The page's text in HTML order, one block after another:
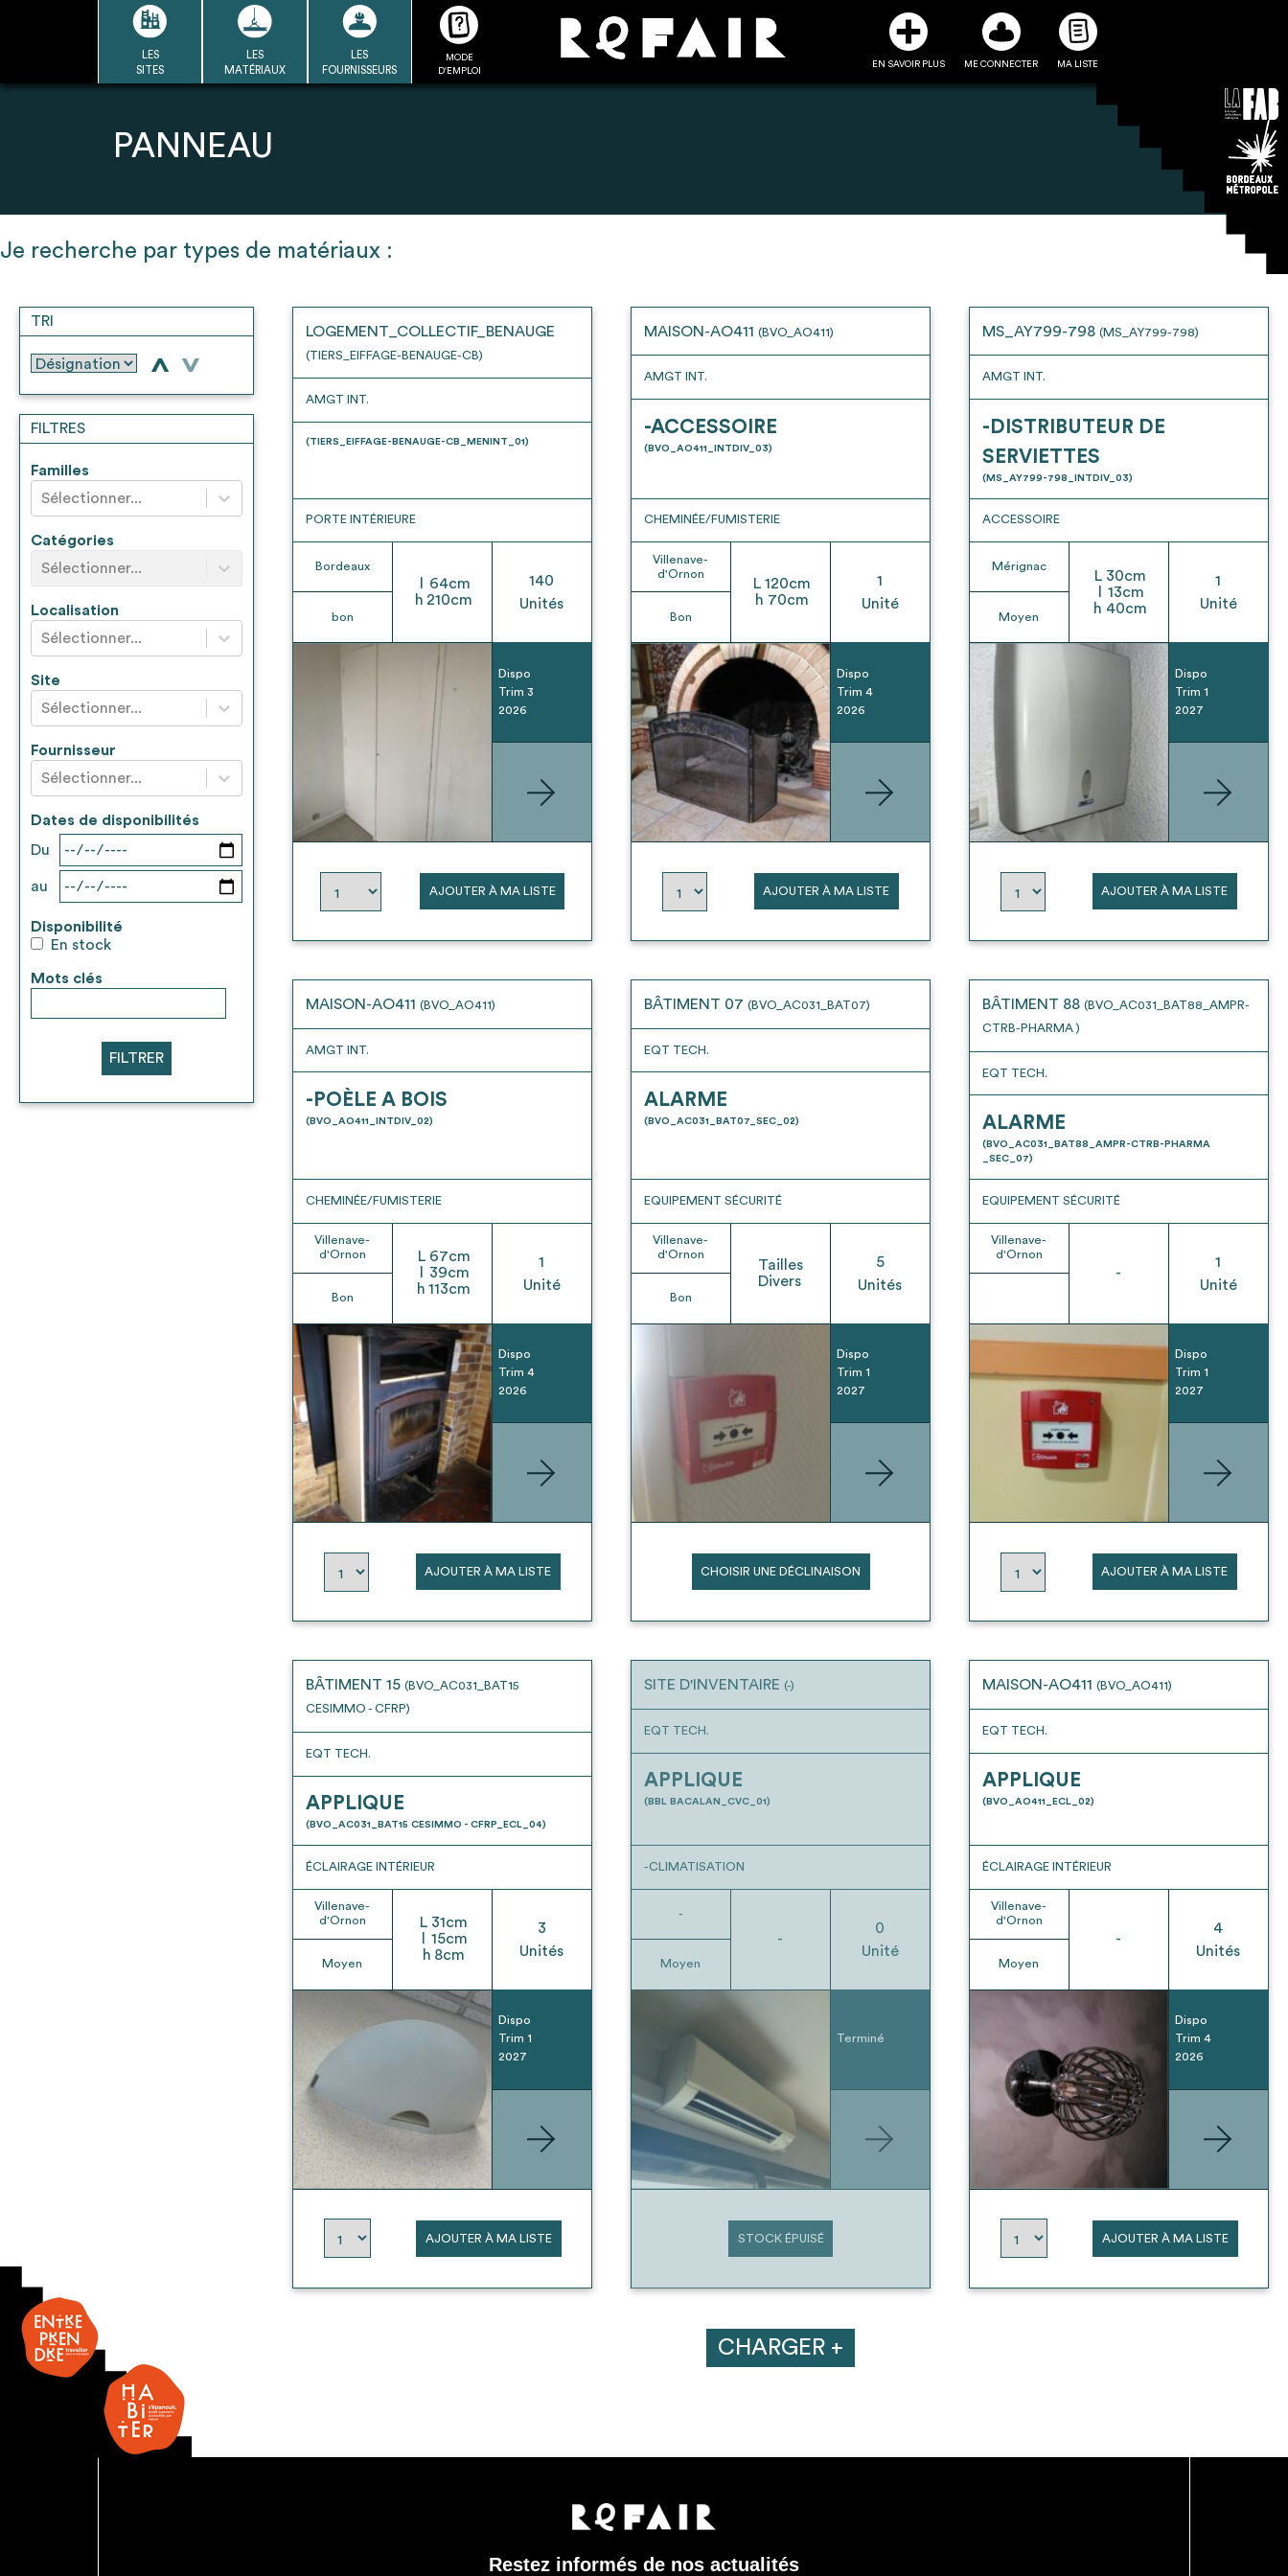
LES
SITES
LES
MATÉRIAUX
LES
FOURNISSEURS
MODE
D'EMPLOI
EN SAVOIR PLUS ME CONNECTER MA LISTE
LA DÉMARCHE
LA BASE
DU RÉEMPLOI
Ressources de chaque
Transmettre sa liste de
les matériaux sélectionnés
un outil d’aide à la conception
modalités et stratégies de
* Attention, l’ajout des matériaux à sa liste et son envoi ne vaut aucunement réservation.
PANNEAU
Je recherche par types de matériaux :
TRI
> >
FILTRES
Familles
Sélectionner...
Catégories
Sélectionner...
Localisation
Sélectionner...
Site
Sélectionner...
Fournisseur
Sélectionner...
Dates de disponibilités
Du
au
Disponibilité
En stock
Mots clés
FILTRER
LOGEMENT_COLLECTIF_BENAUGE
(TIERS_EIFFAGE-BENAUGE-CB)
AMGT INT.
(TIERS_EIFFAGE-BENAUGE-CB_MENINT_01)
PORTE INTÉRIEURE
Bordeaux
bon
64cm
h 210cm
140
Unités
Dispo
Trim 3
2026
AJOUTER À MA LISTE
MAISON-AO411 (BVO_AO411)
AMGT INT.
-ACCESSOIRE
(BVO_AO411_INTDIV_03)
CHEMINÉE/FUMISTERIE
Villenave-
d'Ornon
Bon
L 120cm
h 70cm
1
Unité
Dispo
Trim 4
2026
AJOUTER À MA LISTE
MS_AY799-798 (MS_AY799-798)
AMGT INT.
-DISTRIBUTEUR DE
SERVIETTES
(MS_AY799-798_INTDIV_03)
ACCESSOIRE
Mérignac
Moyen
L 30cm
13cm
h 40cm
1
Unité
Dispo
Trim 1
2027
AJOUTER À MA LISTE
MAISON-AO411 (BVO_AO411)
AMGT INT.
-POÈLE A BOIS
(BVO_AO411_INTDIV_02)
CHEMINÉE/FUMISTERIE
Villenave-
d'Ornon
Bon
L 67cm
39cm
h 113cm
1
Unité
Dispo
Trim 4
2026
AJOUTER À MA LISTE
BÂTIMENT 07 (BVO_AC031_BAT07)
EQT TECH.
ALARME
(BVO_AC031_BAT07_SEC_02)
EQUIPEMENT SÉCURITÉ
Villenave-
d'Ornon
Bon
Tailles
Divers
5
Unités
Dispo
Trim 1
2027
CHOISIR UNE DÉCLINAISON
BÂTIMENT 88 (BVO_AC031_BAT88_AMPR-
CTRB-PHARMA )
EQT TECH.
ALARME
(BVO_AC031_BAT88_AMPR-CTRB-PHARMA
_SEC_07)
EQUIPEMENT SÉCURITÉ
Villenave-
d'Ornon
-
1
Unité
Dispo
Trim 1
2027
AJOUTER À MA LISTE
BÂTIMENT 15 (BVO_AC031_BAT15
CESIMMO - CFRP)
EQT TECH.
APPLIQUE
(BVO_AC031_BAT15 CESIMMO - CFRP_ECL_04)
ÉCLAIRAGE INTÉRIEUR
Villenave-
d'Ornon
Moyen
L 31cm
15cm
h 8cm
3
Unités
Dispo
Trim 1
2027
AJOUTER À MA LISTE
SITE D'INVENTAIRE (-)
EQT TECH.
APPLIQUE
(BBL BACALAN_CVC_01)
-CLIMATISATION
-
Moyen
-
0
Unité
Terminé
STOCK ÉPUISÉ
MAISON-AO411 (BVO_AO411)
EQT TECH.
APPLIQUE
(BVO_AO411_ECL_02)
ÉCLAIRAGE INTÉRIEUR
Villenave-
d'Ornon
Moyen
-
4
Unités
Dispo
Trim 4
2026
AJOUTER À MA LISTE
CHARGER +
Restez informés de nos actualités